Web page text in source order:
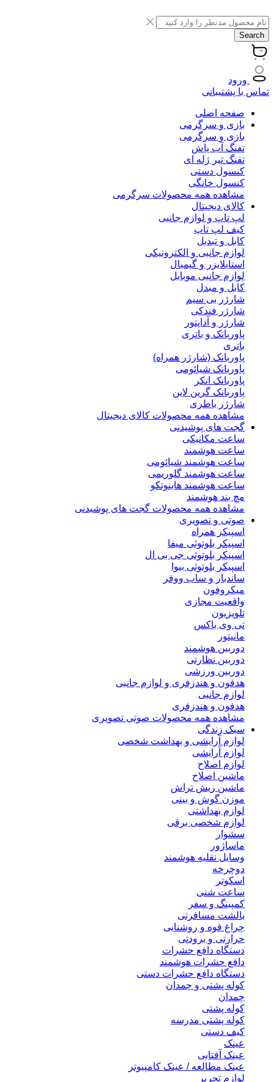
Search
ورود
تماس با پشتیبانی
صفحه اصلی
بازی و سرگرمی
بازی و سرگرمی
تفنگ آب پاش
تفنگ تیر ژله ای
کنسول دستی
کنسول خانگی
مشاهده همه محصولات سرگرمی
کالای دیجیتال
لپ تاپ و لوازم جانبی
کیف لپ تاپ
کابل و تبدیل
لوازم جانبی و الکترونیکی
استابلایزر و گیمبال
لوازم جانبی موبایل
کابل و مبدل
شارژر بی سیم
شارژر فندکی
شارژر و آداپتور
پاوربانک و باتری
باتری
پاوربانک (شارژر همراه)
پاوربانک شیائومی
پاوربانک انکر
پاوربانک گرین لاین
شارژر باطری
مشاهده همه محصولات کالای دیجیتال
گجت های پوشیدنی
ساعت مکانیکی
ساعت هوشمند
ساعت هوشمند شیائومی
ساعت هوشمند گلوریمی
ساعت هوشمند هاینوتکو
مچ بند هوشمند
مشاهده همه محصولات گجت های پوشیدنی
صوتی و تصویری
اسپیکر همراه
اسپیکر بلوتوثی میفا
اسپیکر بلوتوثی جی بی ال
اسپیکر بلوتوثی بیوا
ساندبار و ساب ووفر
میکروفون
واقعیت مجازی
تلویزیون
تی وی باکس
مانیتور
دوربین هوشمند
دوربین نظارتی
دوربین ورزشی
هدفون و هندزفری و لوازم جانبی
لوازم جانبی
هدفون و هندزفری
مشاهده همه محصولات صوتی تصویری
سبک زندگی
لوازم آرایشی و بهداشت شخصی
لوازم آرایشی
لوازم اصلاح
ماشین اصلاح
ماشین ریش تراش
موزن گوش و بینی
لوازم بهداشتی
لوازم شخصی برقی
سشوار
ماساژور
وسایل نقلیه هوشمند
دوچرخه
اسکوتر
ساعت شنی
کمپینگ و سفر
بالشت مسافرتی
چراغ قوه و روشنایی
حرارتی و برودتی
دستگاه دافع حشرات
دافع حشرات هوشمند
دستگاه دافع حشرات دستی
کوله پشتی و چمدان
چمدان
کوله پشتی
کوله پشتی مدرسه
کیف دستی
عینک
عینک آفتابی
عینک مطالعه / عینک کامپیوتر
لوازم تحریر